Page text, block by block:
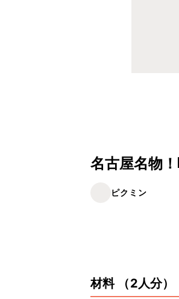
名古屋名物
ピクミン
材料 （2人分）